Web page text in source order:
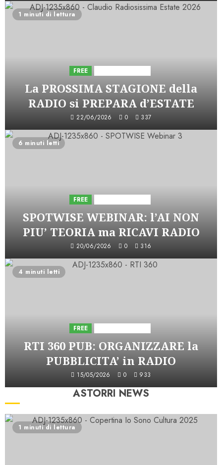
1 minuti di lettura
FREE
La PROSSIMA STAGIONE della
RADIO si PREPARA d’ESTATE
22/06/2026 0 337
6 minuti letti
FREE
SPOTWISE WEBINAR: l’AI NON
PIU’ TEORIA ma RICAVI RADIO
20/06/2026 0 316
4 minuti letti
FREE
RTI 360 PUB: ORGANIZZARE la
PUBBLICITA’ in RADIO
15/05/2026 0 933
ASTORRI NEWS
1 minuti di lettura